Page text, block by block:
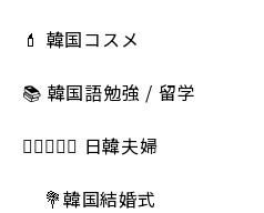
💄 韓国コスメ
📚 韓国語勉強 / 留学
👩🏻‍❤️‍👨🏻 日韓夫婦
💐韓国結婚式